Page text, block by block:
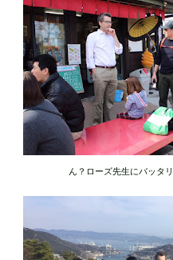
ん？ローズ先生にバッタ